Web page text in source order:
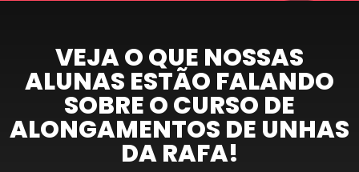
VEJA O QUE NOSSAS
ALUNAS ESTÃO FALANDO
SOBRE O CURSO DE
ALONGAMENTOS DE UNHAS
DA RAFA!